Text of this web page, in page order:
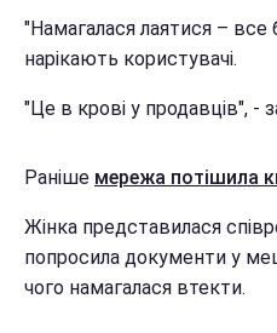
"Намагалася лаятися – все
нарікають користувачі.
"Це в крові у продавців", -
Раніше мережа потішила
Жінка представилася
попросила документи у
чого намагалася втекти.